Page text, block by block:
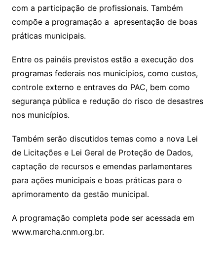
com a participação de profissionais. Também
compõe a programação a apresentação de boas
práticas municipais.
Entre os painéis previstos estão a execução dos
programas federais nos municípios, como custos,
controle externo e entraves do PAC, bem como
segurança pública e redução do risco de desastres
nos municípios.
Também serão discutidos temas como a nova Lei
de Licitações e Lei Geral de Proteção de Dados,
captação de recursos e emendas parlamentares
para ações municipais e boas práticas para o
aprimoramento da gestão municipal.
A programação completa pode ser acessada em
www.marcha.cnm.org.br.